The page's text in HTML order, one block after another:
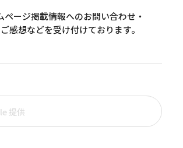
ページ掲載情報へのお問い合わせ・
感想などを受け付けております。